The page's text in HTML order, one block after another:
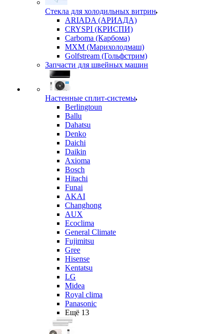
Стекла для холодильных витрин
ARIADA (АРИАДА)
CRYSPI (КРИСПИ)
Carboma (Карбома)
MXM (Марихолодмаш)
Golfstream (Гольфстрим)
Запчасти для швейных машин
Настенные сплит-системы
Berlingtoun
Ballu
Dahatsu
Denko
Daichi
Daikin
Axioma
Bosch
Hitachi
Funai
AKAI
Changhong
AUX
Ecoclima
General Climate
Fujimitsu
Gree
Hisense
Kentatsu
LG
Midea
Royal clima
Panasonic
Ещё 13